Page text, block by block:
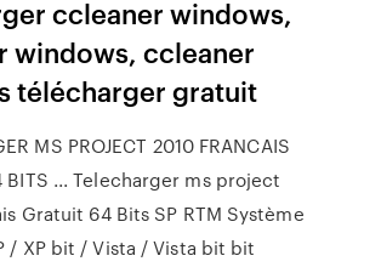
ccleaner windows,
windows, ccleaner
télécharger gratuit
MS PROJECT 2010 FRANCAIS
BITS ... Telecharger ms project
Gratuit 64 Bits SP RTM Système
/ XP bit / Vista / Vista bit bit